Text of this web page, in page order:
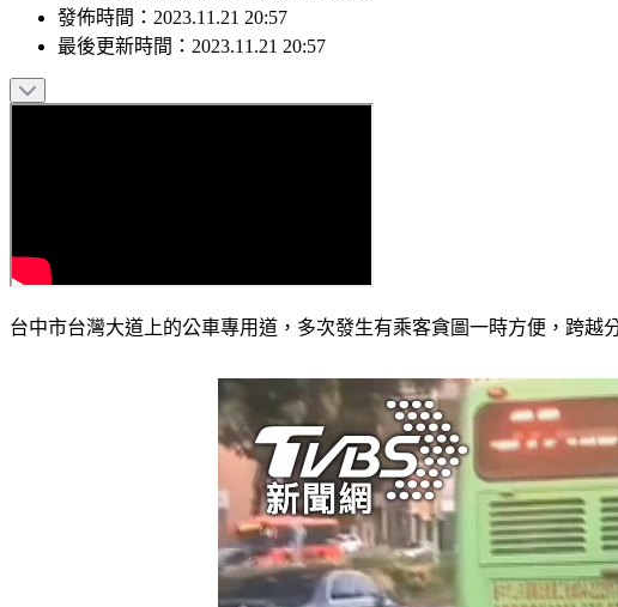
發佈時間： 2023.11.21 20:57
最後更新時間： 2023.11.21 20:57
台中市台灣大道上的公車專用道，多次發生有乘客貪圖一時方便，跨